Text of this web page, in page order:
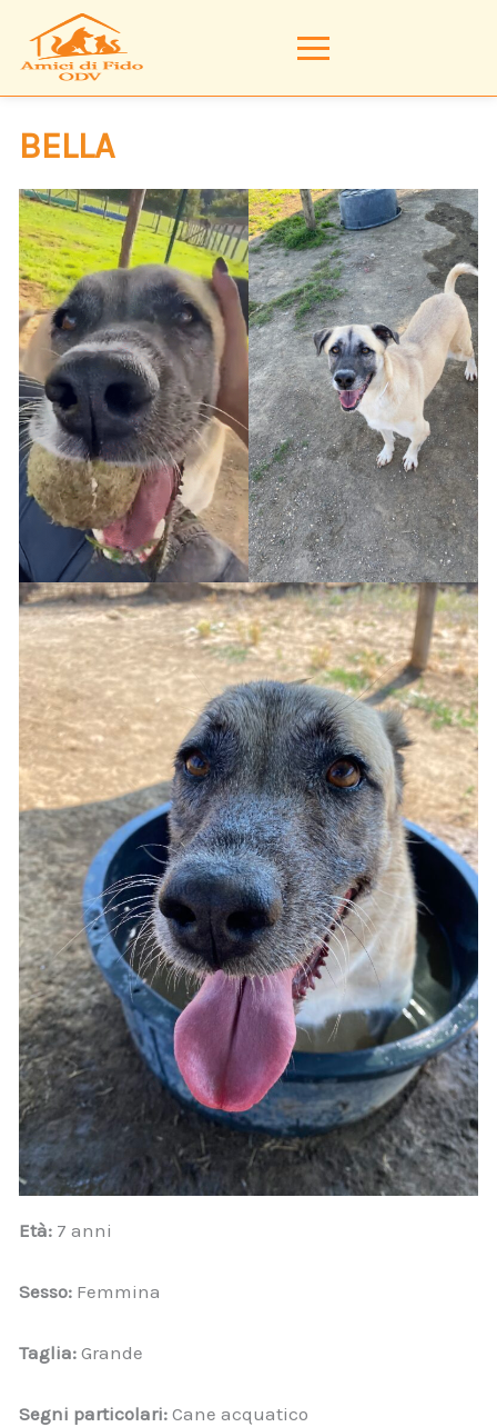
BELLA
Età: 7 anni
Sesso: Femmina
Taglia: Grande
Segni particolari: Cane acquatico